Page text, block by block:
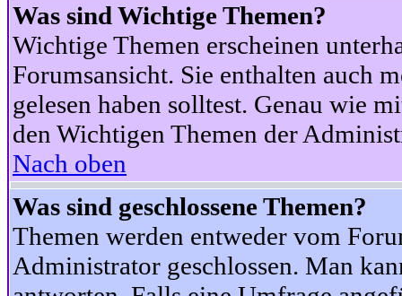
Was sind Wichtige Themen?
Wichtige Themen erscheinen
Forumsansicht. Sie enthalten auch
gelesen haben solltest. Genau wie
den Wichtigen Themen der
Nach oben
Was sind geschlossene Themen?
Themen werden entweder vom
Administrator geschlossen. Man